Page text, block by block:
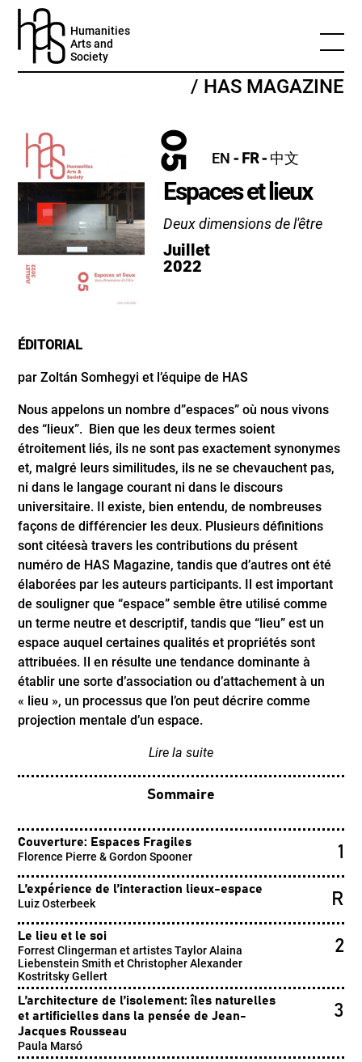
Humanities
Arts and
Society
/ HAS MAGAZINE
EN - FR - 中文
05
Espaces et lieux
Deux dimensions de l'être
Juillet
2022
ÉDITORIAL
par Zoltán Somhegyi et l’équipe de HAS
Nous appelons un nombre d”espaces” où nous vivons
des “lieux”. Bien que les deux termes soient
étroitement liés, ils ne sont pas exactement synonymes
et, malgré leurs similitudes, ils ne se chevauchent pas,
ni dans le langage courant ni dans le discours
universitaire. Il existe, bien entendu, de nombreuses
façons de différencier les deux. Plusieurs définitions
sont citéesà travers les contributions du présent
numéro de HAS Magazine, tandis que d’autres ont été
élaborées par les auteurs participants. Il est important
de souligner que “espace” semble être utilisé comme
un terme neutre et descriptif, tandis que “lieu” est un
espace auquel certaines qualités et propriétés sont
attribuées. Il en résulte une tendance dominante à
établir une sorte d’association ou d’attachement à un
« lieu », un processus que l’on peut décrire comme
projection mentale d’un espace.
Lire la suite
Sommaire
1
Couverture: Espaces Fragiles
Florence Pierre & Gordon Spooner
R
L’expérience de l’interaction lieux-espace
Luiz Osterbeek
2
Le lieu et le soi
Forrest Clingerman et artistes Taylor Alaina
Liebenstein Smith et Christopher Alexander
Kostritsky Gellert
3
L’architecture de l’isolement: îles naturelles
et artificielles dans la pensée de Jean-
Jacques Rousseau
Paula Marsó